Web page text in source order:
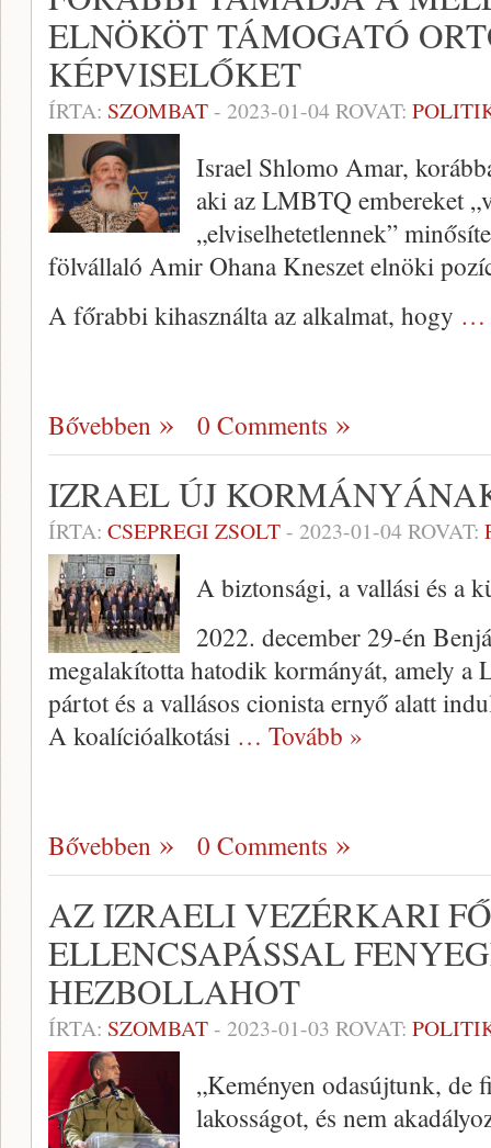
ELNÖKÖT TÁMOGATÓ
KÉPVISELŐKET
ÍRTA: SZOMBAT- 2023-01-04ROVAT:
Israel Shlomo Amar,
aki az LMBTQ embereket
„elviselhetetlennek”
fölvállaló Amir Ohana Kneszet elnöki
A főrabbi kihasználta az alkalmat, hogy …
Bővebben 0 Comments
IZRAEL ÚJ
ÍRTA: CSEPREGI ZSOLT- 2023-01-04ROVAT:
A biztonsági, a vallási és a
2022. december 29-én
megalakította hatodik kormányát, amely
pártot és a vallásos cionista ernyő alatt
A koalícióalkotási … Tovább »
Bővebben 0 Comments
AZ IZRAELI VEZÉRKARI
ELLENCSAPÁSSAL
HEZBOLLAHOT
ÍRTA: SZOMBAT- 2023-01-03 ROVAT:
„Keményen odasújtunk,
lakosságot, és nem